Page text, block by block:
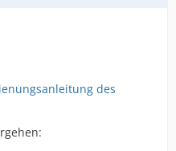
des